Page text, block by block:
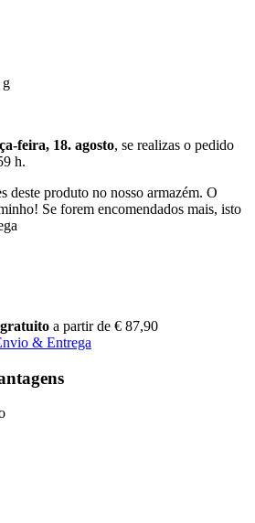
g
feira, 18. agosto, se realizas o pedido
h.
deste produto no nosso armazém. O
Se forem encomendados mais, isto
a partir de € 87,90
& Entrega